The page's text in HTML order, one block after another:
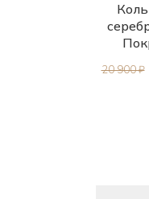
20 900 ₽